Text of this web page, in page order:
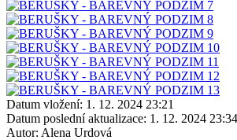
Datum vložení: 1. 12. 2024 23:21
Datum poslední aktualizace: 1. 12. 2024 23:34
Autor: Alena Urdová